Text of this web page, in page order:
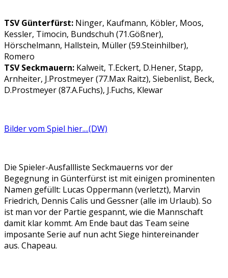
TSV Günterfürst: Ninger, Kaufmann, Köbler, Moos,
Kessler, Timocin, Bundschuh (71.Gößner),
Hörschelmann, Hallstein, Müller (59.Steinhilber),
Romero
TSV Seckmauern: Kalweit, T.Eckert, D.Hener, Stapp,
Arnheiter, J.Prostmeyer (77.Max Raitz), Siebenlist, Beck,
D.Prostmeyer (87.A.Fuchs), J.Fuchs, Klewar
Bilder vom Spiel hier....(DW)
Die Spieler-Ausfallliste Seckmauerns vor der
Begegnung in Günterfürst ist mit einigen prominenten
Namen gefüllt: Lucas Oppermann (verletzt), Marvin
Friedrich, Dennis Calis und Gessner (alle im Urlaub). So
ist man vor der Partie gespannt, wie die Mannschaft
damit klar kommt. Am Ende baut das Team seine
imposante Serie auf nun acht Siege hintereinander
aus. Chapeau.